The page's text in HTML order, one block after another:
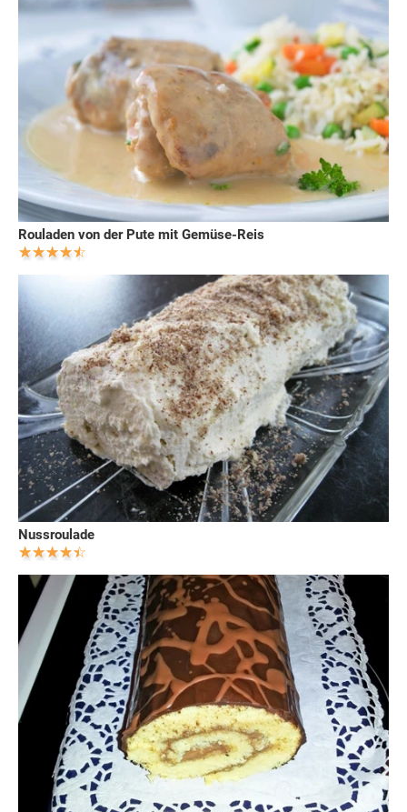
Rouladen von der Pute mit Gemüse-Reis
Nussroulade